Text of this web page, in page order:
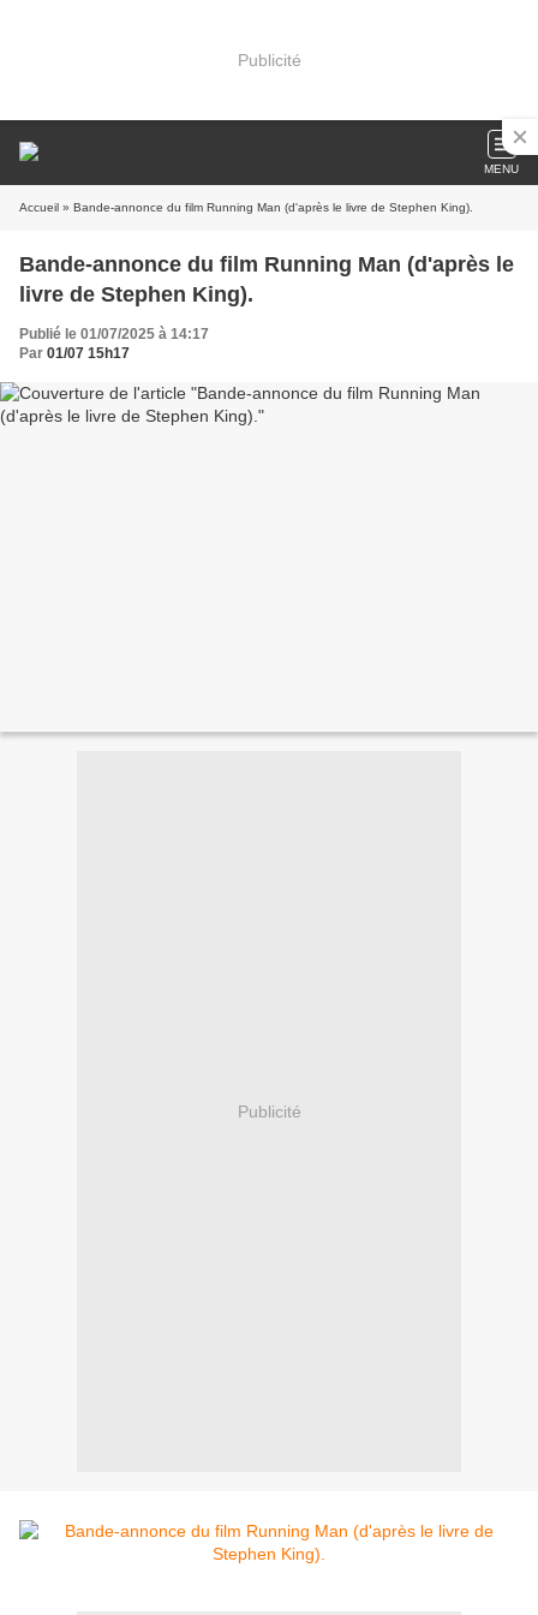
Publicité
MENU
Accueil » Bande-annonce du film Running Man (d'après le livre de Stephen King).
Bande-annonce du film Running Man (d'après le
livre de Stephen King).
Publié le 01/07/2025 à 14:17
Par 01/07 15h17
Publicité